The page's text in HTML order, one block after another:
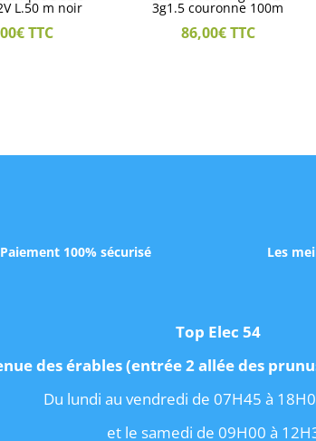
L.50 m noir
€ TTC
3g1.5 couronne 100m
86,00€TTC
Paiement 100% sécurisé
Les
Top Elec 54
des érables (entrée 2 allée des
Du lundi au vendredi de 07H45 à
et le samedi de 09H00 à